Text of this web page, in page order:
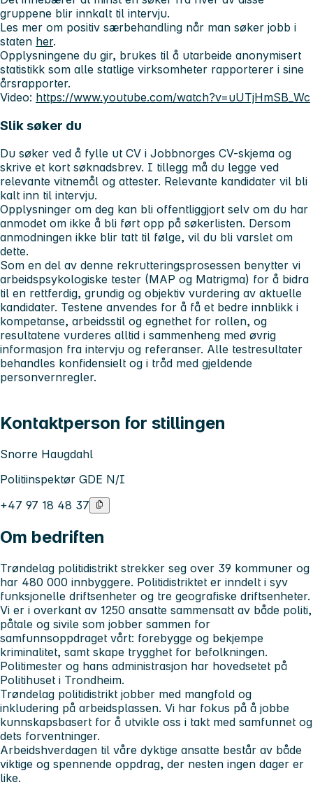
gruppene blir innkalt til intervju.
Les mer om positiv særbehandling når man søker jobb i
staten her.
Opplysningene du gir, brukes til å utarbeide anonymisert
statistikk som alle statlige virksomheter rapporterer i sine
årsrapporter.
Video: https://www.youtube.com/watch?v=uUTjHmSB_Wc
Slik søker du
Du søker ved å fylle ut CV i Jobbnorges CV-skjema og
skrive et kort søknadsbrev. I tillegg må du legge ved
relevante vitnemål og attester. Relevante kandidater vil bli
kalt inn til intervju.
Opplysninger om deg kan bli offentliggjort selv om du har
anmodet om ikke å bli ført opp på søkerlisten. Dersom
anmodningen ikke blir tatt til følge, vil du bli varslet om
dette.
Som en del av denne rekrutteringsprosessen benytter vi
arbeidspsykologiske tester (MAP og Matrigma) for å bidra
til en rettferdig, grundig og objektiv vurdering av aktuelle
kandidater. Testene anvendes for å få et bedre innblikk i
kompetanse, arbeidsstil og egnethet for rollen, og
resultatene vurderes alltid i sammenheng med øvrig
informasjon fra intervju og referanser. Alle testresultater
behandles konfidensielt og i tråd med gjeldende
personvernregler.
Kontaktperson for stillingen
Snorre Haugdahl
Politiinspektør GDE N/I
+47 97 18 48 37
Om bedriften
Trøndelag politidistrikt strekker seg over 39 kommuner og
har 480 000 innbyggere. Politidistriktet er inndelt i syv
funksjonelle driftsenheter og tre geografiske driftsenheter.
Vi er i overkant av 1250 ansatte sammensatt av både politi,
påtale og sivile som jobber sammen for
samfunnsoppdraget vårt: forebygge og bekjempe
kriminalitet, samt skape trygghet for befolkningen.
Politimester og hans administrasjon har hovedsetet på
Politihuset i Trondheim.
Trøndelag politidistrikt jobber med mangfold og
inkludering på arbeidsplassen. Vi har fokus på å jobbe
kunnskapsbasert for å utvikle oss i takt med samfunnet og
dets forventninger.
Arbeidshverdagen til våre dyktige ansatte består av både
viktige og spennende oppdrag, der nesten ingen dager er
like.